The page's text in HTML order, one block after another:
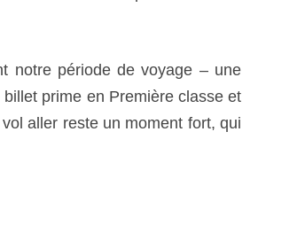
notre période de voyage – une
prime en Première classe et
aller reste un moment fort, qui